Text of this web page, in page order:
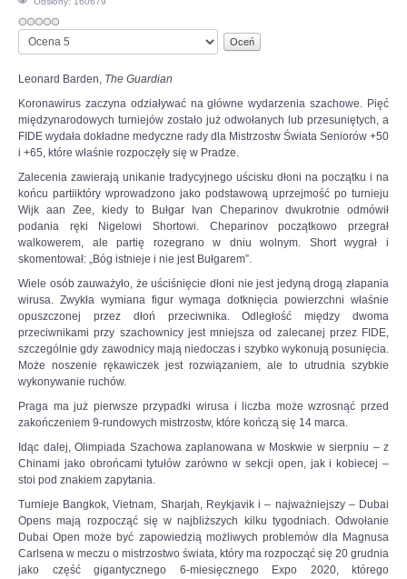
OPINIE, KONTROWERSJE
POLITYKA
FILMIKI
Z ARCHIWUM
SZACHIŚCI
Z KALENDARZA
Proszę,
oceń
Leonard Barden, The Guardian
Koronawirus zaczyna odziaływać na główne wydarzenia szachowe. Pięć
międzynarodowych turniejów zostało już odwołanych lub przesuniętych, a
FIDE wydała dokładne medyczne rady dla Mistrzostw Świata Seniorów +50
i +65, które właśnie rozpoczęły się w Pradze.
Zalecenia zawierają unikanie tradycyjnego uścisku dłoni na początku i na
końcu partiiktóry wprowadzono jako podstawową uprzejmość po turnieju
Wijk aan Zee, kiedy to Bułgar Ivan Cheparinov dwukrotnie odmówił
podania ręki Nigelowi Shortowi. Cheparinov początkowo przegrał
walkowerem, ale partię rozegrano w dniu wolnym. Short wygrał i
skomentował: „Bóg istnieje i nie jest Bułgarem”.
Wiele osób zauważyło, że uściśnięcie dłoni nie jest jedyną drogą złapania
wirusa. Zwykła wymiana figur wymaga dotknięcia powierzchni właśnie
opuszczonej przez dłoń przeciwnika. Odległość między dwoma
przeciwnikami przy szachownicy jest mniejsza od zalecanej przez FIDE,
szczególnie gdy zawodnicy mają niedoczas i szybko wykonują posunięcia.
Może noszenie rękawiczek jest rozwiązaniem, ale to utrudnia szybkie
wykonywanie ruchów.
Praga ma już pierwsze przypadki wirusa i liczba może wzrosnąć przed
zakończeniem 9-rundowych mistrzostw, które kończą się 14 marca.
Idąc dalej, Olimpiada Szachowa zaplanowana w Moskwie w sierpniu – z
Chinami jako obrońcami tytułów zarówno w sekcji open, jak i kobiecej –
stoi pod znakiem zapytania.
Turnieje Bangkok, Vietnam, Sharjah, Reykjavik i – najważniejszy – Dubai
Opens mają rozpocząć się w najbliższych kilku tygodniach. Odwołanie
Dubai Open może być zapowiedzią możliwych problemów dla Magnusa
Carlsena w meczu o mistrzostwo świata, który ma rozpocząć się 20 grudnia
jako część gigantycznego 6-miesięcznego Expo 2020, którego